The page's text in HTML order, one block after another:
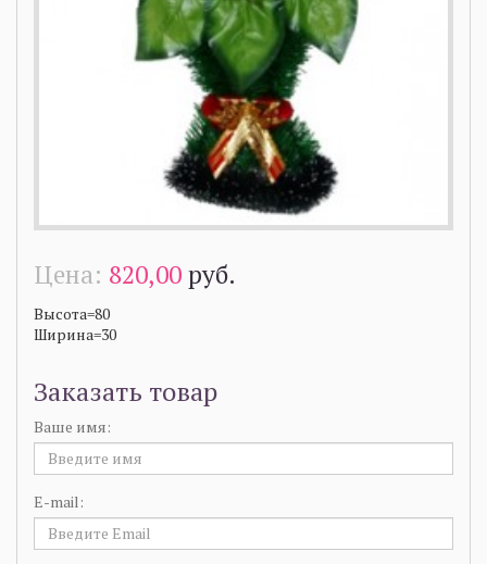
Цена: 820,00руб.
Высота=80
Ширина=30
Заказать товар
Ваше имя:
E-mail: